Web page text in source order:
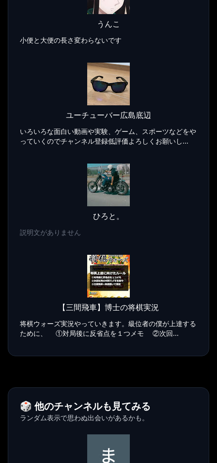
うんこ
小便と大便の長さ変わらないです
ユーチューバー広島底辺
いろいろな面白い動画や実験、ゲーム、スポーツなどをや
っていくのでチャンネル登録低評価よろしくお願いし...
ひろと。
説明文がありません
【三間飛車】博士の将棋実況
将棋ウォーズ実況やっていきます。級位者の僕が上達する
ために、 ①対局後に反省点を１つメモ ②次回...
🎲 他のチャンネルも見てみる
ランダム表示で思わぬ出会いがあるかも。